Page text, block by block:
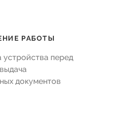
РАБОТЫ
устройства перед
документов